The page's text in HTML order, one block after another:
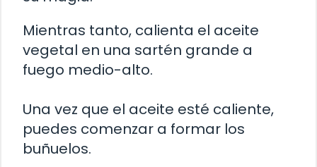
Mientras tanto, calienta el aceite
vegetal en una sartén grande a
fuego medio-alto.
Una vez que el aceite esté caliente,
puedes comenzar a formar los
buñuelos.